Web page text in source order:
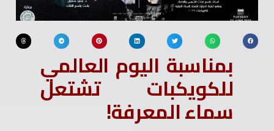
بمناسبة اليوم العالمي
للكويكبات تشتعل
سماء المعرفة!